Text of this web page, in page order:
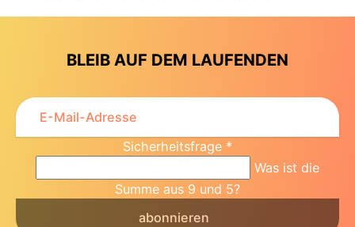
BLEIB AUF DEM LAUFENDEN
Sicherheitsfrage *
Was ist die
Summe aus 9 und 5?
abonnieren